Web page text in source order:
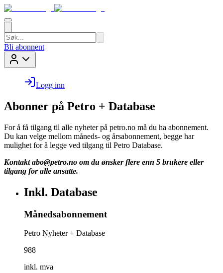
Bli abonnent
Logg inn
Abonner på Petro + Database
For å få tilgang til alle nyheter på petro.no må du ha abonnement.
Du kan velge mellom måneds- og årsabonnement, begge har
mulighet for å legge ved tilgang til Petro Database.
Kontakt abo@petro.no om du ønsker flere enn 5 brukere eller
tilgang for alle ansatte.
Inkl. Database
Månedsabonnement
Petro Nyheter + Database
988
inkl. mva